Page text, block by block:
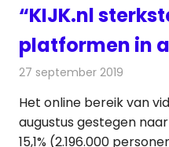
“KIJK.nl
platformen in
27 september 2019
Het online bereik van
augustus gestegen
15,1% (2.196.000